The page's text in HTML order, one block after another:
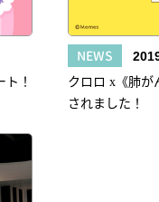
！
NEWS
クロロ x《肺が
されました！